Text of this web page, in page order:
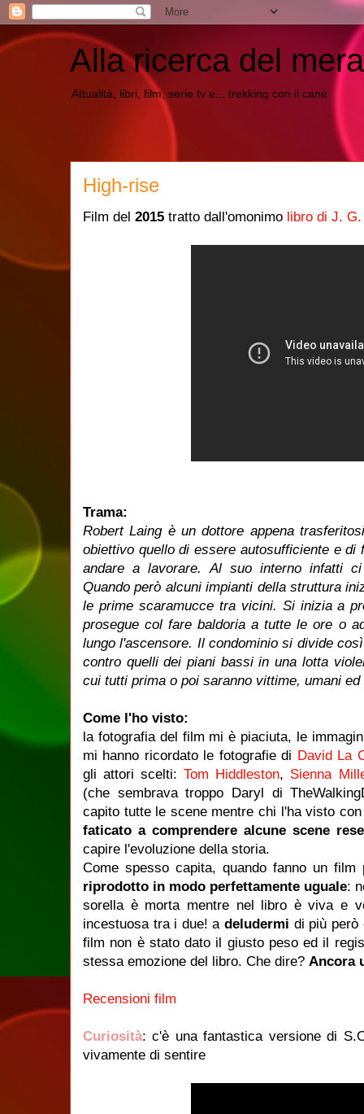
Alla ricerca del
Attualità, libri, film, serie tv e... trekking con il cane
High-rise
Film del 2015 tratto dall'omonimo libro di J.
Trama:
Robert Laing è un dottore appena
obiettivo quello di essere autosufficiente e
andare a lavorare. Al suo interno infatti
Quando però alcuni impianti della struttura
le prime scaramucce tra vicini. Si inizia a
prosegue col fare baldoria a tutte le ore o
lungo l'ascensore. Il condominio si divide
contro quelli dei piani bassi in una lotta
cui tutti prima o poi saranno vittime, umani ed
Come l'ho visto:
la fotografia del film mi è piaciuta, le
mi hanno ricordato le fotografie di David La
gli attori scelti:Tom Hiddleston, Sienna
(che sembrava troppo Daryl di
capito tutte le scene mentre chi l'ha visto
faticato a comprendere alcune scene
capire l'evoluzione della storia.
Come spesso capita, quando fanno un
riprodotto in modo perfettamente uguale:
sorella è morta mentre nel libro è viva e
incestuosa tra i due! adeludermi di più
film non è stato dato il giusto peso ed il
stessa emozione del libro. Che dire? Ancora
Recensioni film
Curiosità: c'è una fantastica versione di
vivamente di sentire